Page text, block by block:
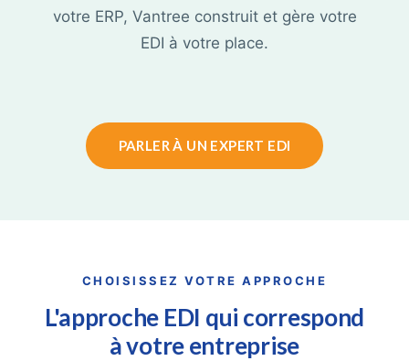
votre ERP, Vantree construit et gère votre
EDI à votre place.
PARLER À UN EXPERT EDI
CHOISISSEZ VOTRE APPROCHE
L'approche EDI qui correspond
à votre entreprise